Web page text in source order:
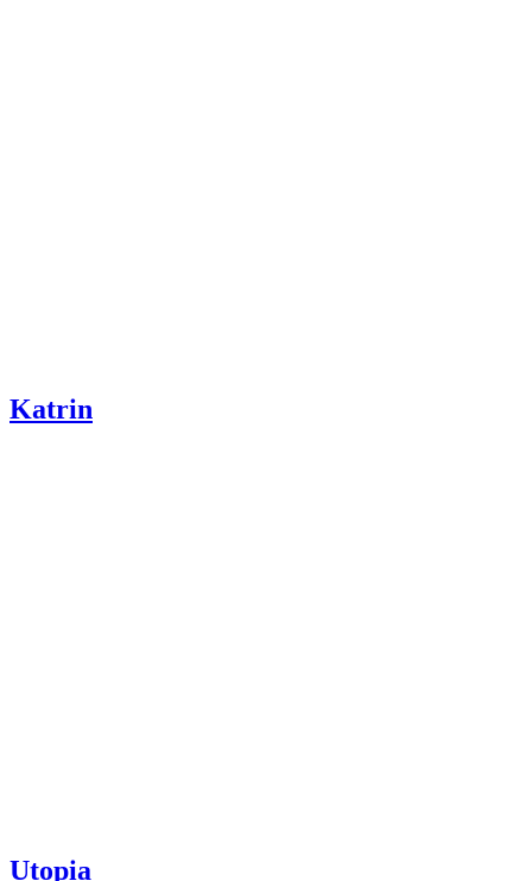
Katrin
Utopia